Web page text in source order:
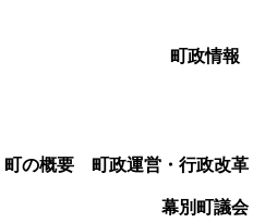
町政情報
町の概要 町政運営・行政改革
幕別町議会